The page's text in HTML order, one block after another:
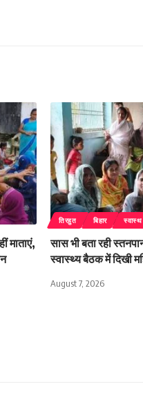
माताएं,
तिरहुत बिहार स्वास्थ
सास भी बता रही
स्वास्थ्य बैठक में दिखी
August 7, 2026